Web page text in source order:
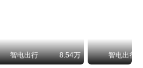
智电出行 8.54万 智电出行